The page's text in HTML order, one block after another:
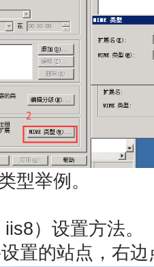
型举例。
）设置方法。
置的站点，右